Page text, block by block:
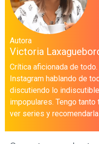
Autora
Victoria
Crítica aficionada de
Instagram hablando de
discutiendo lo
impopulares. Tengo
ver series y